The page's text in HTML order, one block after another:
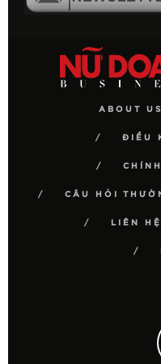
ABOUT US
ĐIỀU
CÂU HỎI
LIÊN HỆ